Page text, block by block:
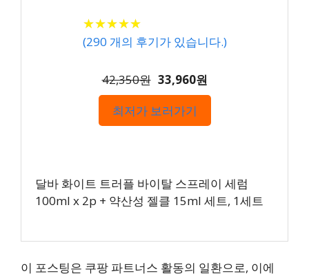
★★★★★
★★★★★
(290 개의 후기가 있습니다.)
42,350원 33,960원
최저가 보러가기
달바 화이트 트러플 바이탈 스프레이 세럼
100ml x 2p + 약산성 젤클 15ml 세트, 1세트
이 포스팅은 쿠팡 파트너스 활동의 일환으로, 이에